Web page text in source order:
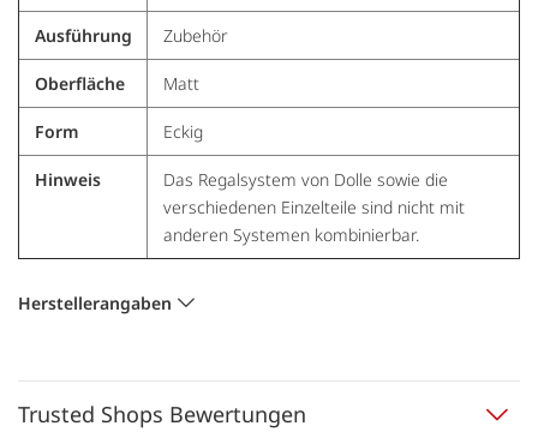
Ausführung Zubehör
Oberfläche Matt
Form Eckig
Hinweis
Das Regalsystem von Dolle sowie die
verschiedenen Einzelteile sind nicht mit
anderen Systemen kombinierbar.
Herstellerangaben
Trusted Shops Bewertungen